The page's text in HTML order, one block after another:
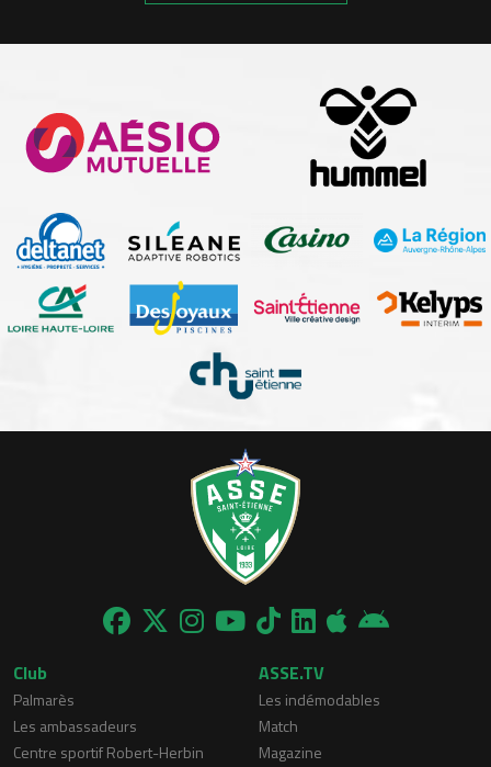
Club
Palmarès
Les ambassadeurs
Centre sportif Robert-Herbin
ASSE.TV
Les indémodables
Match
Magazine